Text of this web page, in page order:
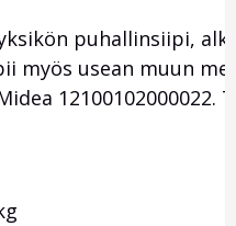
puhallinsiipi,
myös usean muun